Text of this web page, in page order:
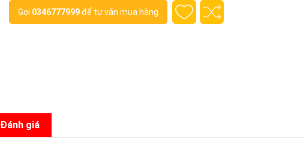
Gọi 0346777999để tư vấn mua hàng
Đánh giá